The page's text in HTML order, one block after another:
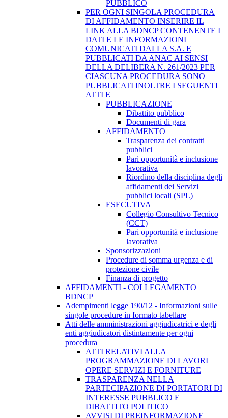
PUBBLICO
PER OGNI SINGOLA PROCEDURA
DI AFFIDAMENTO INSERIRE IL
LINK ALLA BDNCP CONTENENTE I
DATI E LE INFORMAZIONI
COMUNICATI DALLA S.A. E
PUBBLICATI DA ANAC AI SENSI
DELLA DELIBERA N. 261/2023 PER
CIASCUNA PROCEDURA SONO
PUBBLICATI INOLTRE I SEGUENTI
ATTI E
PUBBLICAZIONE
Dibattito pubblico
Documenti di gara
AFFIDAMENTO
Trasparenza dei contratti
pubblici
Pari opportunità e inclusione
lavorativa
Riordino della disciplina degli
affidamenti dei Servizi
pubblici locali (SPL)
ESECUTIVA
Collegio Consultivo Tecnico
(CCT)
Pari opportunità e inclusione
lavorativa
Sponsorizzazioni
Procedure di somma urgenza e di
protezione civile
Finanza di progetto
AFFIDAMENTI - COLLEGAMENTO
BDNCP
Adempimenti legge 190/12 - Informazioni sulle
singole procedure in formato tabellare
Atti delle amministrazioni aggiudicatrici e degli
enti aggiudicatori distintamente per ogni
procedura
ATTI RELATIVI ALLA
PROGRAMMAZIONE DI LAVORI
OPERE SERVIZI E FORNITURE
TRASPARENZA NELLA
PARTECIPAZIONE DI PORTATORI DI
INTERESSE PUBBLICO E
DIBATTITO POLITICO
AVVISI DI PREINFORMAZIONE